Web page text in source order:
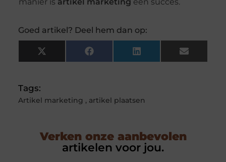
Goed artikel? Deel hem dan op:
X
(Twitter)
Facebook LinkedIn Email
Tags:
Artikel marketing , artikel plaatsen
Verken onze aanbevolen
artikelen voor jou.